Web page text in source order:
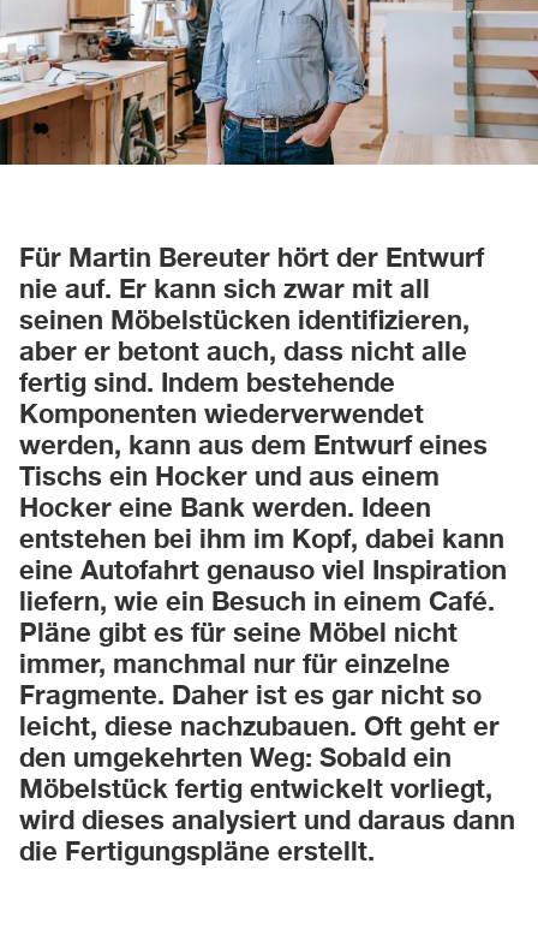
Für Martin Bereuter hört der Entwurf
nie auf. Er kann sich zwar mit all
seinen Möbelstücken identifizieren,
aber er betont auch, dass nicht alle
fertig sind. Indem bestehende
Komponenten wiederverwendet
werden, kann aus dem Entwurf eines
Tischs ein Hocker und aus einem
Hocker eine Bank werden. Ideen
entstehen bei ihm im Kopf, dabei kann
eine Autofahrt genauso viel Inspiration
liefern, wie ein Besuch in einem Café.
Pläne gibt es für seine Möbel nicht
immer, manchmal nur für einzelne
Fragmente. Daher ist es gar nicht so
leicht, diese nachzubauen. Oft geht er
den umgekehrten Weg: Sobald ein
Möbelstück fertig entwickelt vorliegt,
wird dieses analysiert und daraus dann
die Fertigungspläne erstellt.